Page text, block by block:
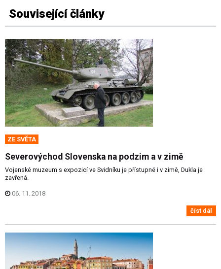
Související články
ZE SVĚTA
Severovýchod Slovenska na podzim a v zimě
Vojenské muzeum s expozicí ve Svidníku je přístupné i v zimě, Dukla je
zavřená.
06. 11. 2018
číst dál